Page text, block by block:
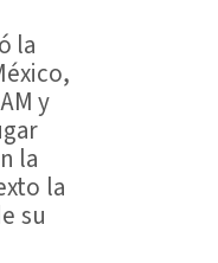
la
y
la
la
su